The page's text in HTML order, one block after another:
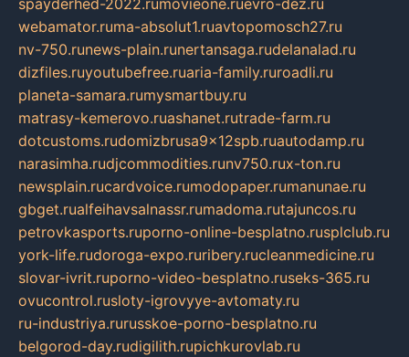
spayderhed-2022.rumovieone.ruevro-dez.ru
webamator.ruma-absolut1.ruavtopomosch27.ru
nv-750.runews-plain.runertansaga.rudelanalad.ru
dizfiles.ruyoutubefree.ruaria-family.ruroadli.ru
planeta-samara.rumysmartbuy.ru
matrasy-kemerovo.ruashanet.rutrade-farm.ru
dotcustoms.rudomizbrusa9x12spb.ruautodamp.ru
narasimha.rudjcommodities.runv750.rux-ton.ru
newsplain.rucardvoice.rumodopaper.rumanunae.ru
gbget.rualfeihavsalnassr.rumadoma.rutajuncos.ru
petrovkasports.ruporno-online-besplatno.rusplclub.ru
york-life.rudoroga-expo.ruribery.rucleanmedicine.ru
slovar-ivrit.ruporno-video-besplatno.ruseks-365.ru
ovucontrol.rusloty-igrovyye-avtomaty.ru
ru-industriya.rurusskoe-porno-besplatno.ru
belgorod-day.rudigilith.rupichkurovlab.ru